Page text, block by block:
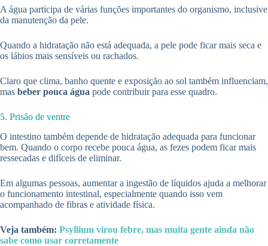
A água participa de várias funções importantes do organismo, inclusive
da manutenção da pele.
Quando a hidratação não está adequada, a pele pode ficar mais seca e
os lábios mais sensíveis ou rachados.
Claro que clima, banho quente e exposição ao sol também influenciam,
mas beber pouca água pode contribuir para esse quadro.
5. Prisão de ventre
O intestino também depende de hidratação adequada para funcionar
bem. Quando o corpo recebe pouca água, as fezes podem ficar mais
ressecadas e difíceis de eliminar.
Em algumas pessoas, aumentar a ingestão de líquidos ajuda a melhorar
o funcionamento intestinal, especialmente quando isso vem
acompanhado de fibras e atividade física.
Veja também: Psyllium virou febre, mas muita gente ainda não
sabe como usar corretamente